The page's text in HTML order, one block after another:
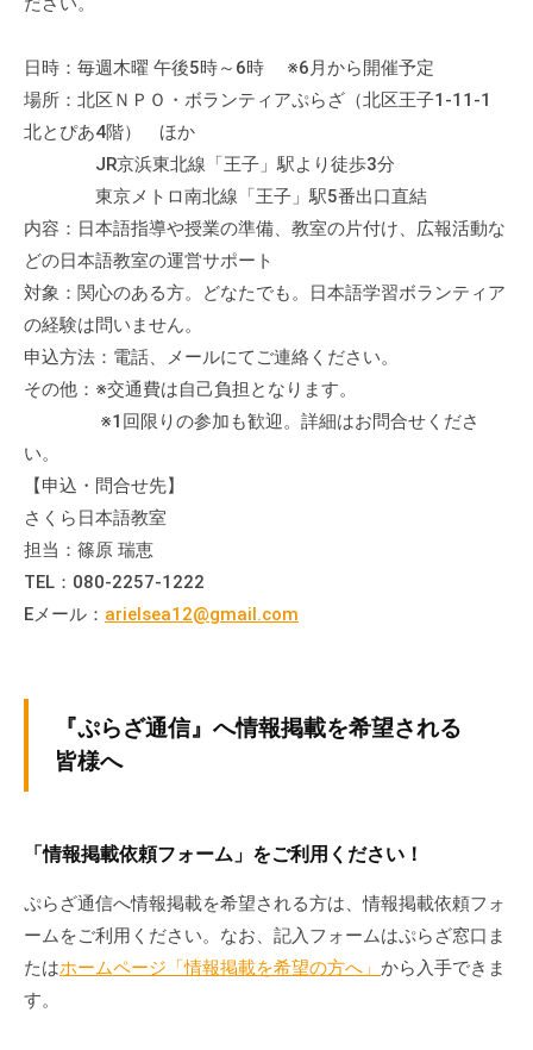
日時：毎週木曜 午後5時～6時 ※6月から開催予定
場所：北区ＮＰＯ・ボランティアぷらざ（北区王子1-11-1
北とぴあ4階） ほか
JR京浜東北線「王子」駅より徒歩3分
東京メトロ南北線「王子」駅5番出口直結
内容：日本語指導や授業の準備、教室の片付け、広報活動な
どの日本語教室の運営サポート
対象：関心のある方。どなたでも。日本語学習ボランティア
の経験は問いません。
申込方法：電話、メールにてご連絡ください。
その他：※交通費は自己負担となります。
※1回限りの参加も歓迎。詳細はお問合せくださ
い。
【申込・問合せ先】
さくら日本語教室
担当：篠原 瑞恵
TEL：080-2257-1222
Eメール： arielsea12@gmail.com
『ぷらざ通信』へ情報掲載を希望される
皆様へ
「情報掲載依頼フォーム」をご利用ください！
ぷらざ通信へ情報掲載を希望される方は、情報掲載依頼フォ
ームをご利用ください。なお、記入フォームはぷらざ窓口ま
たはホームページ「情報掲載を希望の方へ」 から入手できま
す。